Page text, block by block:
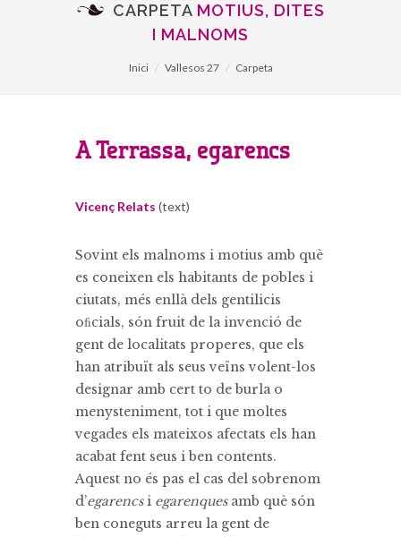
CARPETA MOTIUS, DITES
I MALNOMS
Inici Vallesos 27 Carpeta
A Terrassa, egarencs
Vicenç Relats (text)
Sovint els malnoms i motius amb què
es coneixen els habitants de pobles i
ciutats, més enllà dels gentilicis
oﬁcials, són fruit de la invenció de
gent de localitats properes, que els
han atribuït als seus veïns volent-los
designar amb cert to de burla o
menysteniment, tot i que moltes
vegades els mateixos afectats els han
acabat fent seus i ben contents.
Aquest no és pas el cas del sobrenom
d’egarencsi egarenquesamb què són
ben coneguts arreu la gent de